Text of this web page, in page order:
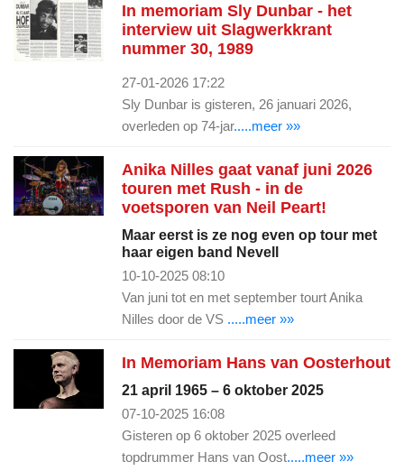
In memoriam Sly Dunbar - het
interview uit Slagwerkkrant
nummer 30, 1989
27-01-2026 17:22
Sly Dunbar is gisteren, 26 januari 2026,
overleden op 74-jar.....meer »»
Anika Nilles gaat vanaf juni 2026
touren met Rush - in de
voetsporen van Neil Peart!
Maar eerst is ze nog even op tour met
haar eigen band Nevell
10-10-2025 08:10
Van juni tot en met september tourt Anika
Nilles door de VS .....meer »»
In Memoriam Hans van Oosterhout
21 april 1965 – 6 oktober 2025
07-10-2025 16:08
Gisteren op 6 oktober 2025 overleed
topdrummer Hans van Oost.....meer »»